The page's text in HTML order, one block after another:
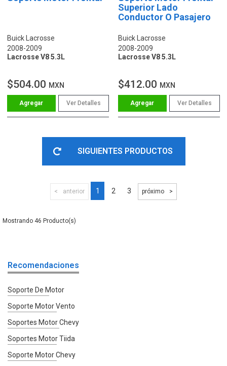
Buick Lacrosse
2008-2009
Lacrosse V8 5.3L
$504.00 MXN
Ver Detalles
Superior Lado
Conductor O Pasajero
Buick Lacrosse
2008-2009
Lacrosse V8 5.3L
$412.00 MXN
Ver Detalles
SIGUIENTES PRODUCTOS
anterior 1 2 3 próximo
46
Recomendaciones
Soporte De Motor
Soporte Motor Vento
Soportes Motor Chevy
Soportes Motor Tiida
Soporte Motor Chevy